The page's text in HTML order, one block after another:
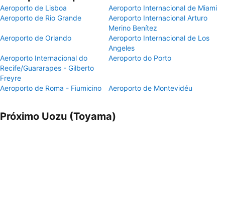
Aeroporto de Lisboa
Aeroporto Internacional de Miami
Aeroporto de Rio Grande
Aeroporto Internacional Arturo
Merino Benítez
Aeroporto de Orlando
Aeroporto Internacional de Los
Angeles
Aeroporto Internacional do
Recife/Guararapes - Gilberto
Freyre
Aeroporto do Porto
Aeroporto de Roma - Fiumicino Aeroporto de Montevidéu
Próximo Uozu (Toyama)